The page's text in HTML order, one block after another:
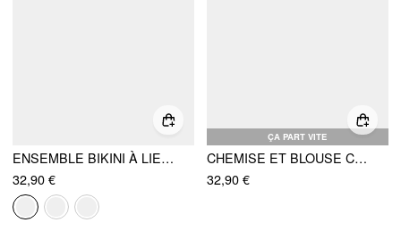
ENSEMBLE BIKINI À LIENS TRIANGLE AVEC ANNEAU, LIEN LATÉRAL ET PARÉO
32,90 €
ÇA PART VITE
CHEMISE ET BLOUSE CAMISOLE À COL HALTER, BORDURE DE DENTELLE ET FENTE
32,90 €